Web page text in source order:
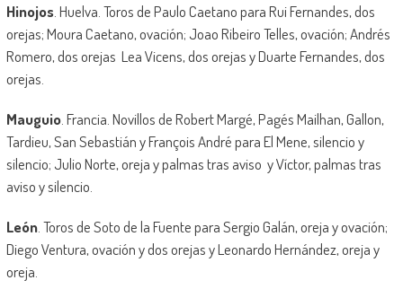
Hinojos. Huelva. Toros de Paulo Caetano para Rui Fernandes, dos
orejas; Moura Caetano, ovación; Joao Ribeiro Telles, ovación; Andrés
Romero, dos orejas Lea Vicens, dos orejas y Duarte Fernandes, dos
orejas.
Mauguio. Francia. Novillos de Robert Margé, Pagés Mailhan, Gallon,
Tardieu, San Sebastián y François André para El Mene, silencio y
silencio; Julio Norte, oreja y palmas tras aviso y Víctor, palmas tras
aviso y silencio.
León. Toros de Soto de la Fuente para Sergio Galán, oreja y ovación;
Diego Ventura, ovación y dos orejas y Leonardo Hernández, oreja y
oreja.